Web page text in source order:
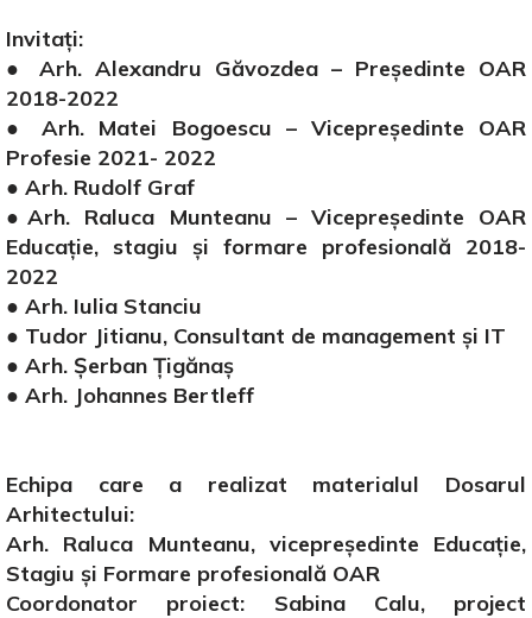
Invitați:
● Arh. Alexandru Găvozdea – Președinte OAR
2018-2022
● Arh. Matei Bogoescu – Vicepreședinte OAR
Profesie 2021- 2022
● Arh. Rudolf Graf
●Arh. Raluca Munteanu – Vicepreședinte OAR
Educație, stagiu și formare profesională 2018-
2022
● Arh. Iulia Stanciu
● Tudor Jitianu, Consultant de management și IT
● Arh. Șerban Țigănaș
● Arh. Johannes Bertleff
Echipa care a realizat materialul Dosarul
Arhitectului:
Arh. Raluca Munteanu, vicepreședinte Educație,
Stagiu și Formare profesională OAR
Coordonator proiect: Sabina Calu, project